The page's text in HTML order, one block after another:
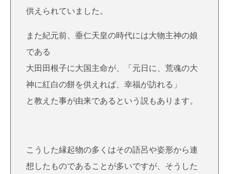
供えられていました。
また紀元前、垂仁天皇の時代には大物主神の娘
である
大田田根子に大国主命が、「元日に、荒魂の大
神に紅白の餅を供えれば、幸福が訪れる」
と教えた事が由来であるという説もあります。
こうした縁起物の多くはその語呂や姿形から連
想したものであることが多いですが、そうした